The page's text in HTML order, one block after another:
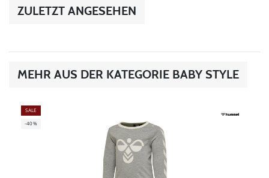
ZULETZT ANGESEHEN
MEHR AUS DER KATEGORIE BABY STYLE
SALE
-40%